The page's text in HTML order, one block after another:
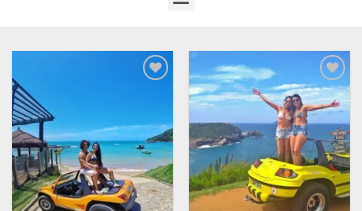
aos meus
desejos
Adicionar
aos meus
desejos